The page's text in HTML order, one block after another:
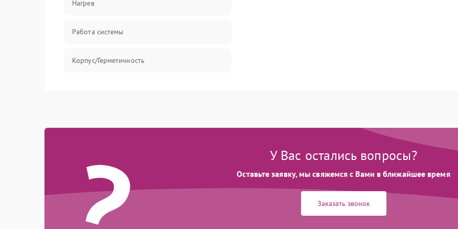
Нагрев
Работа системы
Корпус/Герметичность
У Вас остались вопросы?
Оставьте заявку, мы свяжемся с Вами в ближайшее время
Заказать звонок